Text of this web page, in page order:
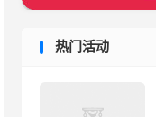
热门活动